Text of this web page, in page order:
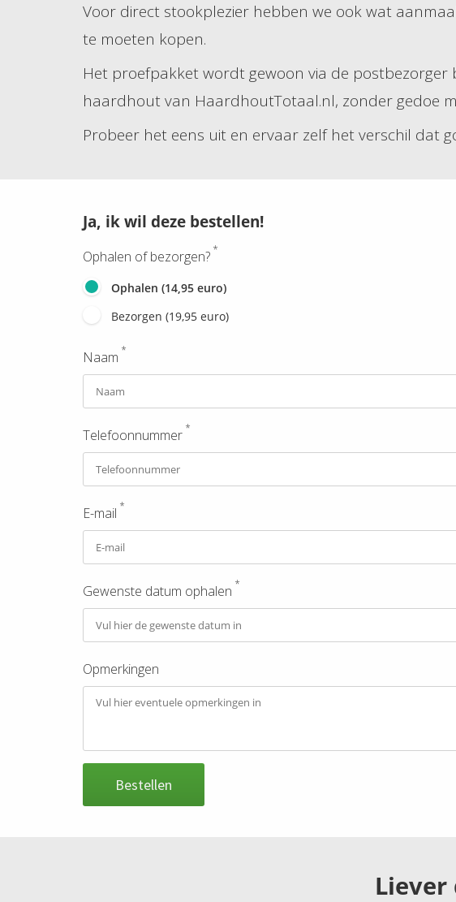
Voor direct stookplezier hebben we ook wat
te moeten kopen.
Het proefpakket wordt gewoon via de postbezorger
haardhout van HaardhoutTotaal.nl, zonder gedoe
Probeer het eens uit en ervaar zelf het verschil dat
Ja, ik wil deze bestellen!
Ophalen of bezorgen? *
Ophalen (14,95 euro)
Bezorgen (19,95 euro)
Naam *
Telefoonnummer *
E-mail *
Gewenste datum ophalen *
Opmerkingen
Bestellen
Liever